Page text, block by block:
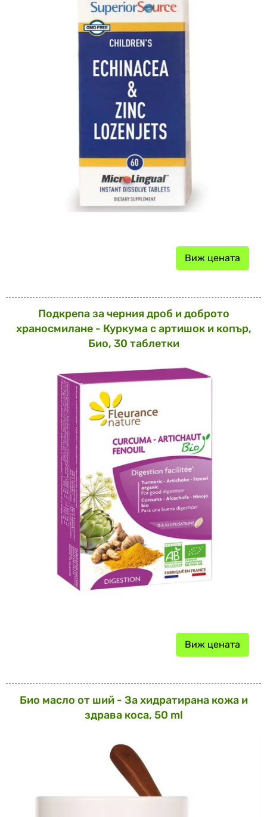
Виж цената
Подкрепа за черния дроб и доброто
храносмилане - Куркума с артишок и копър,
Био, 30 таблетки
Виж цената
Био масло от ший - За хидратирана кожа и
здрава коса, 50 ml